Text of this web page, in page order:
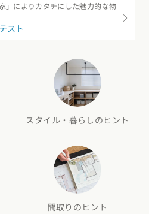
」によりカタチにした魅力的な物
スト
スタイル・暮らしのヒント
間取りのヒント